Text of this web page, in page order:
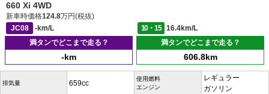
660 Xi 4WD
新車時価格124.8万円(税抜)
JC08
-km/L 10・15
16.4km/L
満タンでどこまで走る？
-km
満タンでどこまで走る？
606.8km
排気量 659cc
使用燃料
エンジン
レギュラー
ガソリン